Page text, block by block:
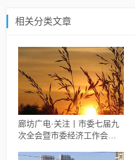
相关分类文章
廊坊广电·关注丨市委七届九
次全会暨市委经济工作会议